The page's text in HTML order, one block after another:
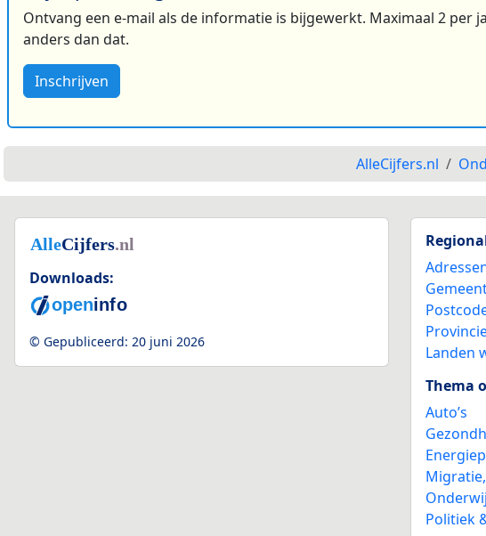
Ontvang een e-mail als de informatie is bijgewerkt. Maximaal 2 per
anders dan dat.
Inschrijven
AlleCijfers.nl
Downloads:
© Gepubliceerd: 20 juni 2026
Landen
Thema
Auto’s
Politiek